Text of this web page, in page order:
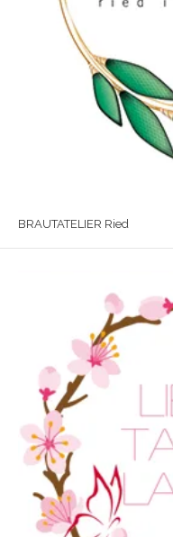
BRAUTATELIER Ried